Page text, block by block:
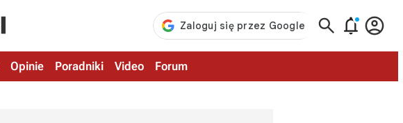
  
Opinie Poradniki Video Forum